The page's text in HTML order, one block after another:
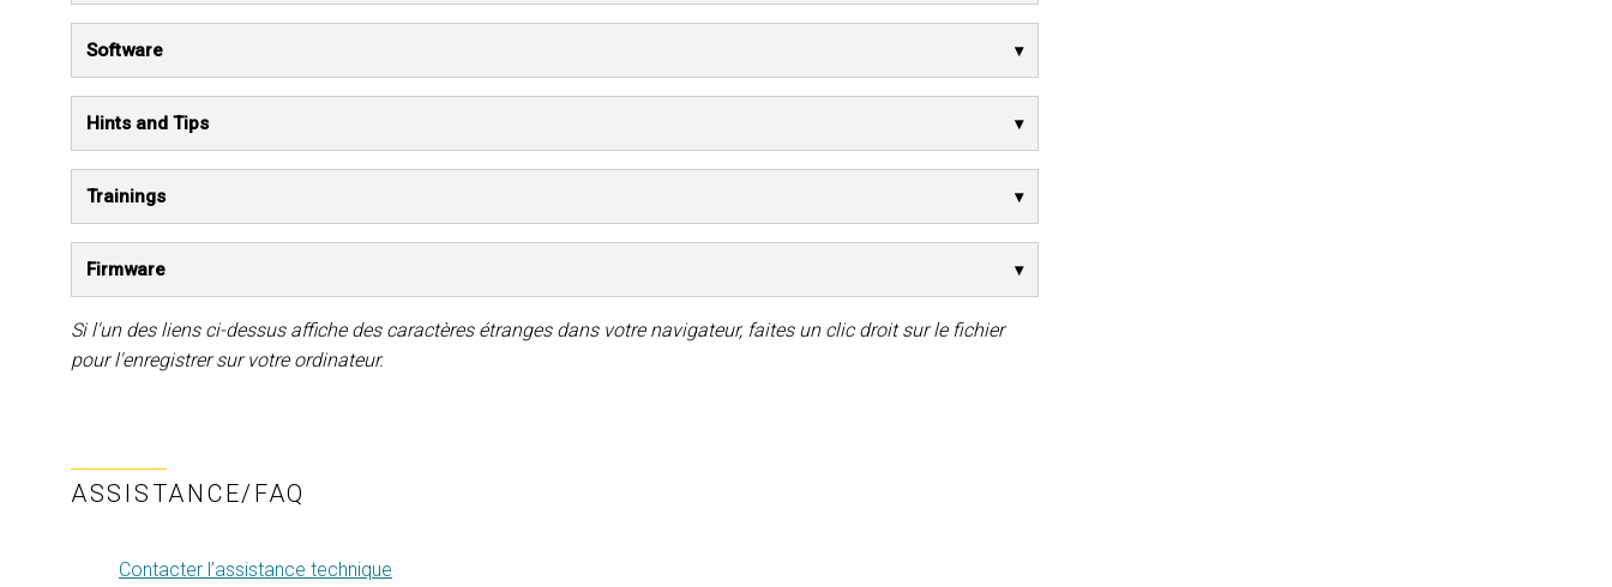
Software
Hints and Tips
Trainings
Firmware
Si l'un des liens ci-dessus affiche des caractères étranges dans votre navigateur, faites un clic droit sur le fichier
pour l'enregistrer sur votre ordinateur.
ASSISTANCE/FAQ
Contacter l’assistance technique